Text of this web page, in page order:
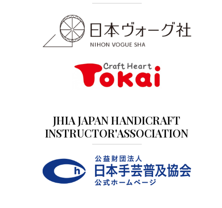
JHIA JAPAN HANDICRAFT
INSTRUCTOR'ASSOCIATION